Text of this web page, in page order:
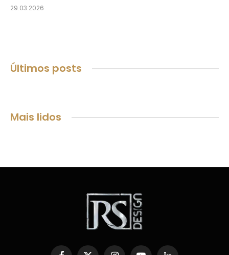
29.03.2026
Últimos posts
Mais lidos